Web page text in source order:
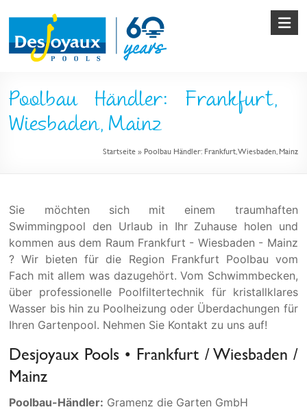
content
&
Poolbau
Poolbau Händler: Frankfurt,
Wiesbaden, Mainz
Startseite»Poolbau Händler: Frankfurt, Wiesbaden, Mainz
Sie möchten sich mit einem traumhaften
Swimmingpool den Urlaub in Ihr Zuhause holen und
kommen aus dem Raum Frankfurt - Wiesbaden - Mainz
? Wir bieten für die Region Frankfurt Poolbau vom
Fach mit allem was dazugehört. Vom Schwimmbecken,
über professionelle Poolfiltertechnik für kristallklares
Wasser bis hin zu Poolheizung oder Überdachungen für
Ihren Gartenpool. Nehmen Sie Kontakt zu uns auf!
Desjoyaux Pools • Frankfurt / Wiesbaden /
Mainz
Poolbau-Händler: Gramenz die Garten GmbH